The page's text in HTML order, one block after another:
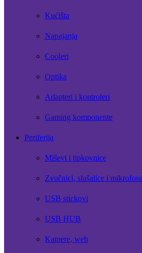
Kućišta
Napajanja
Cooleri
Optika
Adapteri i kontroleri
Gaming komponente
Periferija
Miševi i tipkovnice
Zvučnici, slušalice i mikrofoni
USB stickovi
USB HUB
Kamere, web